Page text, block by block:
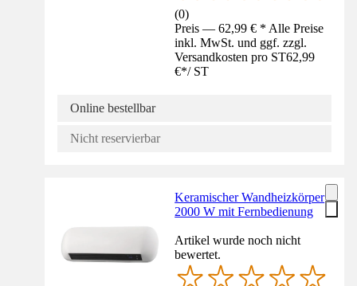
(0)
Preis — 62,99 € * Alle Preise
inkl. MwSt. und ggf. zzgl.
Versandkosten pro ST62,99
€*/ ST
Online bestellbar
Nicht reservierbar
Keramischer Wandheizkörper
2000 W mit Fernbedienung
Artikel wurde noch nicht
bewertet.